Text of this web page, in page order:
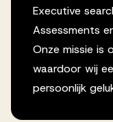
Executive
Assessments
Onze missie is
waardoor wij
persoonlijk